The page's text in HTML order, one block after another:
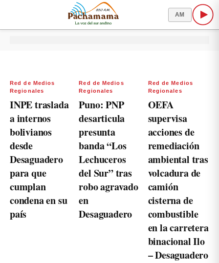
AM
Red de Medios
Regionales
INPE traslada
a internos
bolivianos
desde
Desaguadero
para que
cumplan
condena en su
país
Red de Medios
Regionales
Puno: PNP
desarticula
presunta
banda “Los
Lechuceros
del Sur” tras
robo agravado
en
Desaguadero
Red de Medios
Regionales
OEFA
supervisa
acciones de
remediación
ambiental tras
volcadura de
camión
cisterna de
combustible
en la carretera
binacional Ilo
– Desaguadero